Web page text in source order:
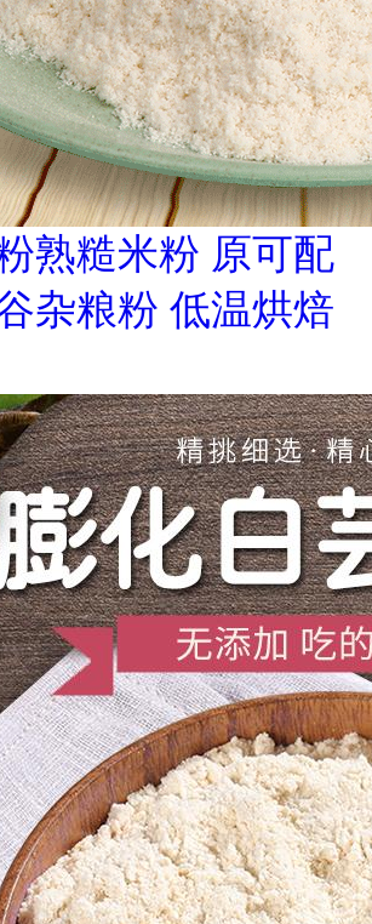
熟糙米粉 原可配
杂粮粉 低温烘焙